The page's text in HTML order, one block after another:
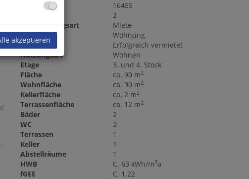
Objektnr.
16455
2
Vermarktungsart
Miete
Objektart
Wohnung
Miete
Erfolgreich vermietet
Nutzungsart
Wohnen
Etage
3. und 4. Stock
Fläche
ca. 90 m2
Wohnfläche ca. 90 m2
Kellerfläche ca. 2 m2
Terrassenfläche ca. 12 m2
Bäder
2
WC
2
Terrassen
1
Keller
1
Abstellräume
1
HWB
C, 63 kWh/m2a
fGEE
C, 1,22
akzeptieren